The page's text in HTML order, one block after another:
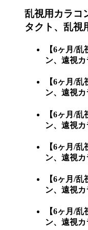
乱視用カラコ
タクト、乱視
【6ヶ月/
ン、遠視
【6ヶ月/
ン、遠視
【6ヶ月/
ン、遠視
【6ヶ月/
ン、遠視
【6ヶ月/
ン、遠視
【6ヶ月/
ン、遠視